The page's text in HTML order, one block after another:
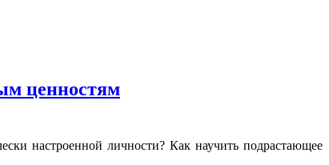
ценностям
настроенной личности? Как научить подрастающее